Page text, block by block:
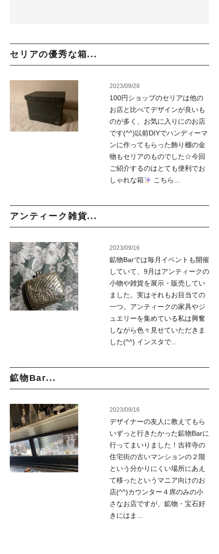
セリアの優秀な箱...
2023/09/28
100円ショップのセリアは他の
お店と比べてデザインが良いも
のが多く、お気に入りにのお店
です(^^)以前DIYでハンディーマ
ンに作ってもらった飾り棚の金
物もセリアのものでした☆今回
ご紹介するのはとても便利でお
しゃれな箱
こちら...
アンティーク雑貨...
2023/09/16
鉱物Barでは毎月イベントも開催
していて、9月はアンティークの
小物や雑貨を展示・販売してい
ました。実はそれもお目当ての
一つ。アンティークの家具やジ
ュエリーを集めている私は興奮
しながら色々見せていただきま
した(^^) インスタで...
鉱物Bar...
2023/09/16
デザイナーの友人に教えてもら
いずっと行きたかった鉱物Barに
行ってまいりました！吉祥寺の
住宅街の古いマンションの２階
という分かりにくい場所にあえ
て移ったというマニア向けのお
店(^^)カウンター４席のみの小
さなお店ですが、鉱物・宝石好
きにはま...